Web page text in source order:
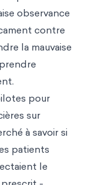
observance
contre
la mauvaise
pour
sur
à savoir si
patients
le